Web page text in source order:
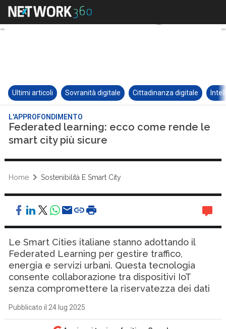
Ultimi articoli Sovranità digitale Cittadinanza digitale
L'APPROFONDIMENTO
Federated learning: ecco come rende le
smart city più sicure
Home Sostenibilità E Smart City
Le Smart Cities italiane stanno adottando il
Federated Learning per gestire traffico,
energia e servizi urbani. Questa tecnologia
consente collaborazione tra dispositivi IoT
senza compromettere la riservatezza dei dati
Pubblicato il 24 lug 2025